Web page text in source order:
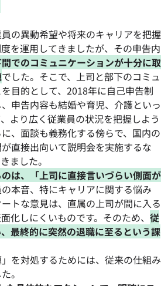
の異動希望や将来のキャリアを把握
を運用してきましたが、その申告内
でのコミュニケーションが十分に取
でした。そこで、上司と部下のコミュ
目的として、2018年に自己申告制
申告内容も結婚や育児、介護といっ
より広く従業員の状況を把握しよう
、面談も義務化する傍らで、国内の
直接出向いて説明会を実施するな
ました。
は、「上司に直接言いづらい側面が
本音、特にキャリアに関する悩み
トな意見は、直属の上司が間に入る
化しにくいものです。そのため、 従
最終的に突然の退職に至るという課
を対処するためには、従来の仕組み
。